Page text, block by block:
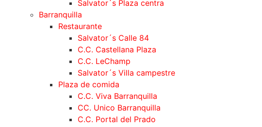
Salvator´s Plaza centra
Barranquilla
Restaurante
Salvator´s Calle 84
C.C. Castellana Plaza
C.C. LeChamp
Salvator´s Villa campestre
Plaza de comida
C.C. Viva Barranquilla
CC. Unico Barranquilla
C.C. Portal del Prado